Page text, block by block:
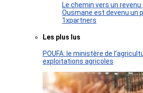
Le chemin vers un
Ousmane est devenu un
1xpartners
Les plus lus
POUFA: le ministère de
exploitations agricoles